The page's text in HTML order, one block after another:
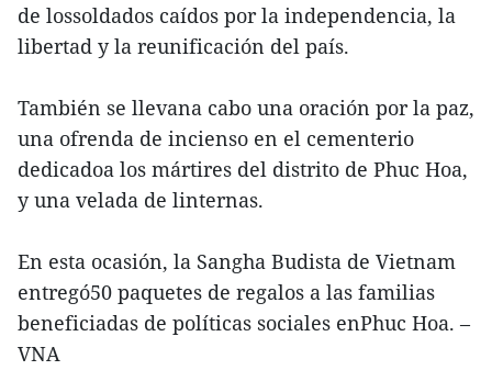
de lossoldados caídos por la independencia, la
libertad y la reunificación del país.
También se llevana cabo una oración por la paz,
una ofrenda de incienso en el cementerio
dedicadoa los mártires del distrito de Phuc Hoa,
y una velada de linternas.
En esta ocasión, la Sangha Budista de Vietnam
entregó50 paquetes de regalos a las familias
beneficiadas de políticas sociales enPhuc Hoa. –
VNA